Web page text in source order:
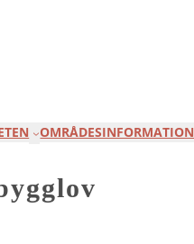
OMRÅDESINFORMATION